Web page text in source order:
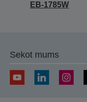
EB-1785W
Sekot mums